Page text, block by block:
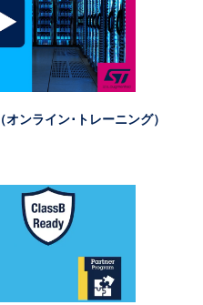
（オンライン･トレーニング）